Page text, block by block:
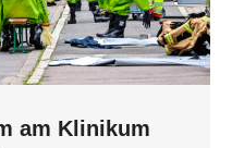
am Klinikum